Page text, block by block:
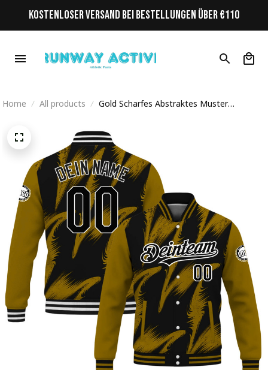
KOSTENLOSER VERSAND BEI BESTELLUNGEN ÜBER €110
Home All products
Gold Scharfes Abstraktes Muster
Varsity College Jacke